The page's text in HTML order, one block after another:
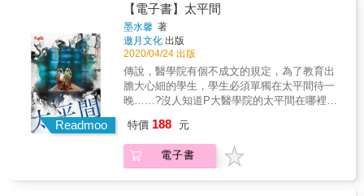
Readmoo
【電子書】太平間
墨水馨 著
邀月文化 出版
2020/04/24 出版
傳說，醫學院有個不成文的規定，為了教育出
膽大心細的學生，學生必須單獨在太平間待一
晚……?沒人知道P大醫學院的太平間在哪裡，
可怕之地，所有接到通知參與特別課程的學生
都一一失蹤，前往太平間打探消息的人也變成
屍體……?兩個女生結伴前往太平間尋找失蹤的
特價 188 元
電子書